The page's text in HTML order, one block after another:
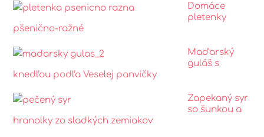
Domáce
pletenky
pšenično-ražné
Maďarský
guláš s
knedľou podľa Veselej panvičky
Zapekaný syr
so šunkou a
hranolky zo sladkých zemiakov